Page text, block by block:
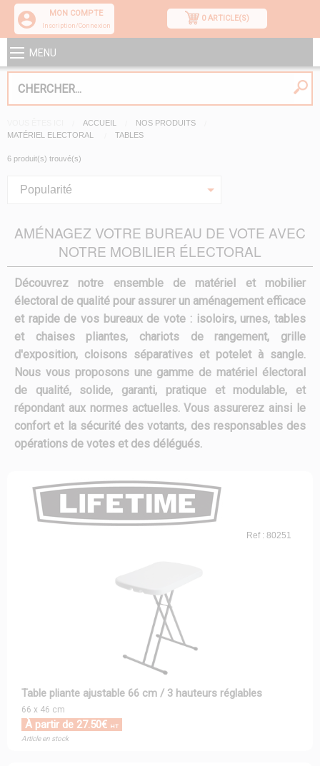
MON COMPTE
Inscription/Connexion
0 ARTICLE(S)
MENU
ACCUEIL
NOS PRODUITS
MATÉRIEL ELECTORAL
TABLES
6 produit(s) trouvé(s)
Popularité
AMÉNAGEZ VOTRE BUREAU DE VOTE AVEC
NOTRE MOBILIER ÉLECTORAL
Découvrez notre ensemble de matériel et mobilier
électoral de qualité pour assurer un aménagement efficace
et rapide de vos bureaux de vote : isoloirs, urnes, tables
et chaises pliantes, chariots de rangement, grille
d'exposition, cloisons séparatives et potelet à sangle.
Nous vous proposons une gamme de matériel électoral
de qualité, solide, garanti, pratique et modulable, et
répondant aux normes actuelles. Vous assurerez ainsi le
confort et la sécurité des votants, des responsables des
opérations de votes et des délégués.
Ref : 80251
Table pliante ajustable 66 cm / 3 hauteurs réglables
66 x 46 cm
À partir de 27.50€ HT
Article en stock